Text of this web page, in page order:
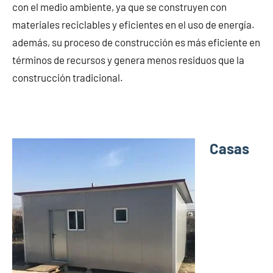
con el medio ambiente, ya que se construyen con
materiales reciclables y eficientes en el uso de energía.
además, su proceso de construcción es más eficiente en
términos de recursos y genera menos residuos que la
construcción tradicional.
Casas